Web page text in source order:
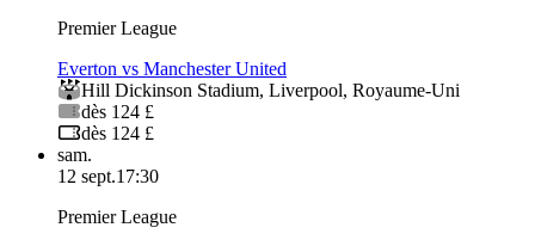
Premier League
Everton vs Manchester United
Hill Dickinson Stadium, Liverpool, Royaume-Uni
dès 124 £
dès 124 £
sam.
12 sept.17:30
Premier League